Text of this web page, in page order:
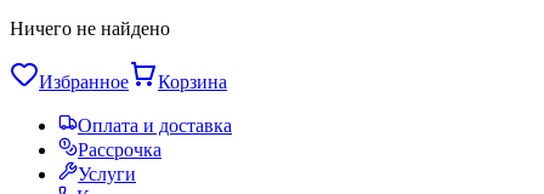
Ничего не найдено
Избранное Корзина
Оплата и доставка
Рассрочка
Услуги